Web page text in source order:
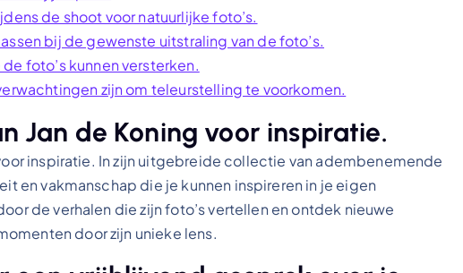
de shoot voor natuurlijke foto’s.
bij de gewenste uitstraling van de foto’s.
foto’s kunnen versterken.
zijn om teleurstelling te voorkomen.
Jan de Koning voor inspiratie.
inspiratie. In zijn uitgebreide collectie van adembenemende
en vakmanschap die je kunnen inspireren in je eigen
de verhalen die zijn foto’s vertellen en ontdek nieuwe
door zijn unieke lens.